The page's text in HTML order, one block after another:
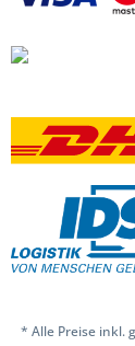
* Alle Preise inkl.